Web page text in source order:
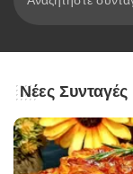
Νέες Συνταγές